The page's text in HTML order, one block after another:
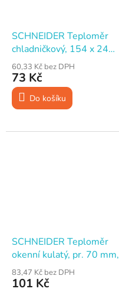
SCHNEIDER Teploměr
chladničkový, 154 x 24
mm
60,33 Kč bez DPH
73 Kč
Do košíku
SCHNEIDER Teploměr
okenní kulatý, pr. 70 mm,
samolepicí
83,47 Kč bez DPH
101 Kč